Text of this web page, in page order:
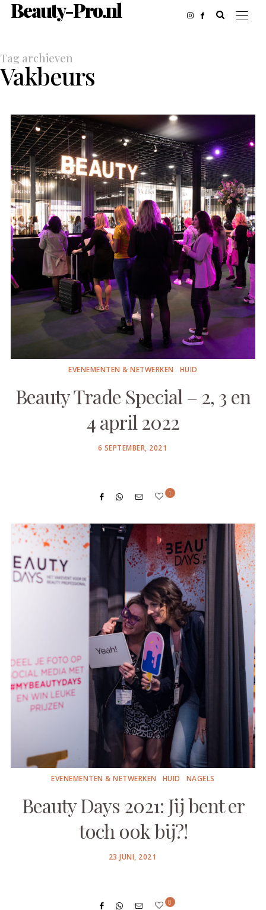
Beauty-Pro.nl
Tag archieven
Vakbeurs
EVENEMENTEN & NETWERKEN HUID
Beauty Trade Special – 2, 3 en
4 april 2022
POSTED
6 SEPTEMBER, 2021
1
EVENEMENTEN & NETWERKEN HUID NAGELS
Beauty Days 2021: Jij bent er
toch ook bij?!
POSTED
23 JUNI, 2021
0